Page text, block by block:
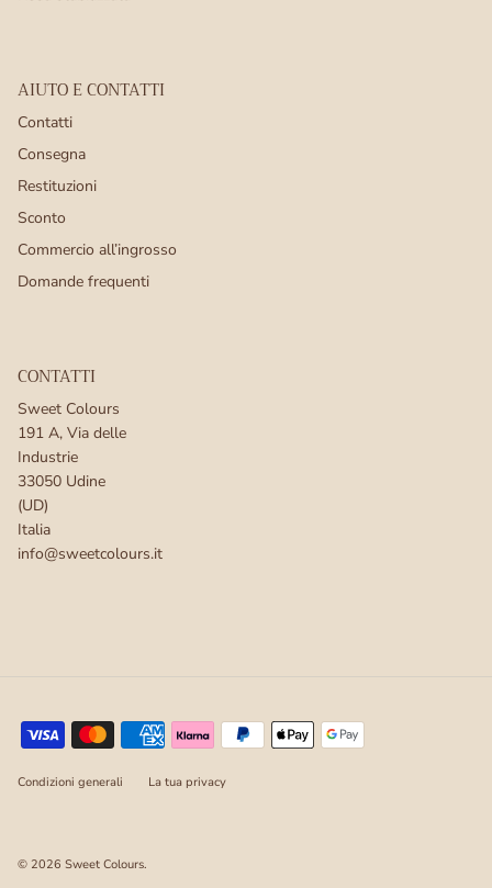
AIUTO E CONTATTI
Contatti
Consegna
Restituzioni
Sconto
Commercio all’ingrosso
Domande frequenti
CONTATTI
Sweet Colours
191 A, Via delle
Industrie
33050 Udine
(UD)
Italia
info@sweetcolours.it
Condizioni generali La tua privacy
© 2026 Sweet Colours.